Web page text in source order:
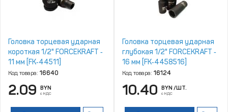
Головка торцевая ударная
короткая 1/2" FORCEKRAFT ‑
11 мм [FK‑44511]
Код товара: 16640
2.09 BYN
с НДС
Головка торцевая ударная
глубокая 1/2" FORCEKRAFT ‑
16 мм [FK‑4458516]
Код товара: 16124
10.40 BYN /ШТ.
с НДС